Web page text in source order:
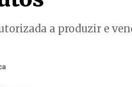
a produzir e